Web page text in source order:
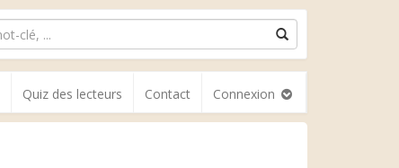
Quiz des lecteurs Contact Connexion